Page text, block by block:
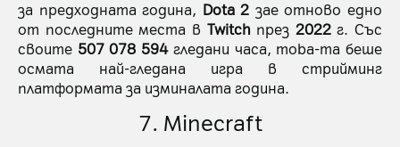
за предходната година, Dota 2 зае отново едно
от последните места в Twitch през 2022г. Със
своите 507 078 594гледани часа, moba-та беше
осмата най-гледана игра в стрийминг
платформата за изминалата година.
7. Minecraft